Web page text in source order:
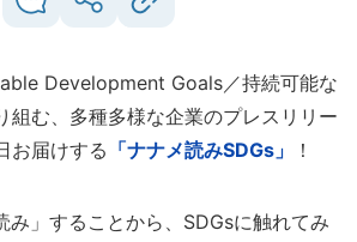
Development Goals／持続可能な
組む、多種多様な企業のプレスリリー
お届けする 「ナナメ読みSDGs」 ！
」することから、SDGsに触れてみ